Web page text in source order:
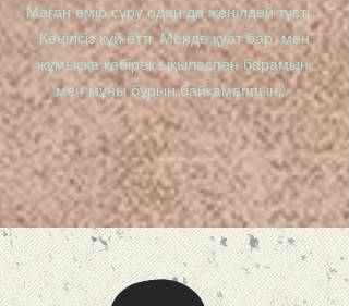
Маған өмір сүру одан да жеңілдей түсті...
Көңілсіз күй өтті. Менде қуат бар, мен
жұмысқа көбірек ықыласпен барамын,
мен мұны бұрын байқамаппын))